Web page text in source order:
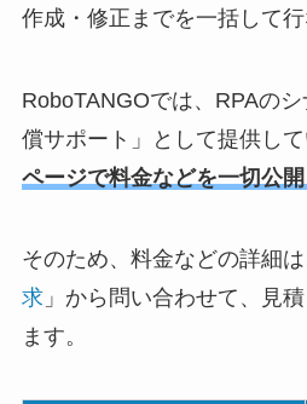
作成・修正までを一括して行
RoboTANGOでは、RPAの
償サポート」として提供して
ページで料金などを一切公
そのため、料金などの詳細は
求」から問い合わせて、見
ます。